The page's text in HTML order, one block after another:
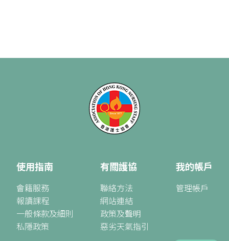
使用指南
會籍服務
報讀課程
一般條款及細則
私隱政策
有關護協
聯絡方法
網站連結
政策及聲明
惡劣天氣指引
我的帳戶
管理帳戶